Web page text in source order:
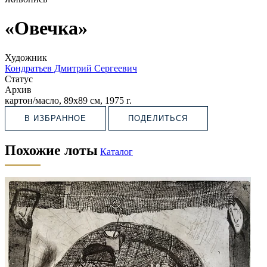
«Овечка»
Художник
Кондратьев Дмитрий Сергеевич
Статус
Архив
картон/масло, 89х89 см, 1975 г.
В ИЗБРАННОЕ ПОДЕЛИТЬСЯ
Похожие лоты Каталог